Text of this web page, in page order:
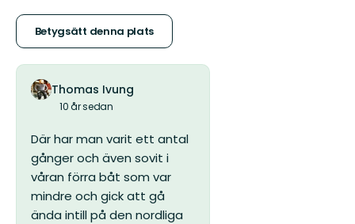
stjärnor
Betygsätt denna plats
Thomas Ivung
10 år sedan
Där har man varit ett antal
gånger och även sovit i
våran förra båt som var
mindre och gick att gå
ända intill på den nordliga